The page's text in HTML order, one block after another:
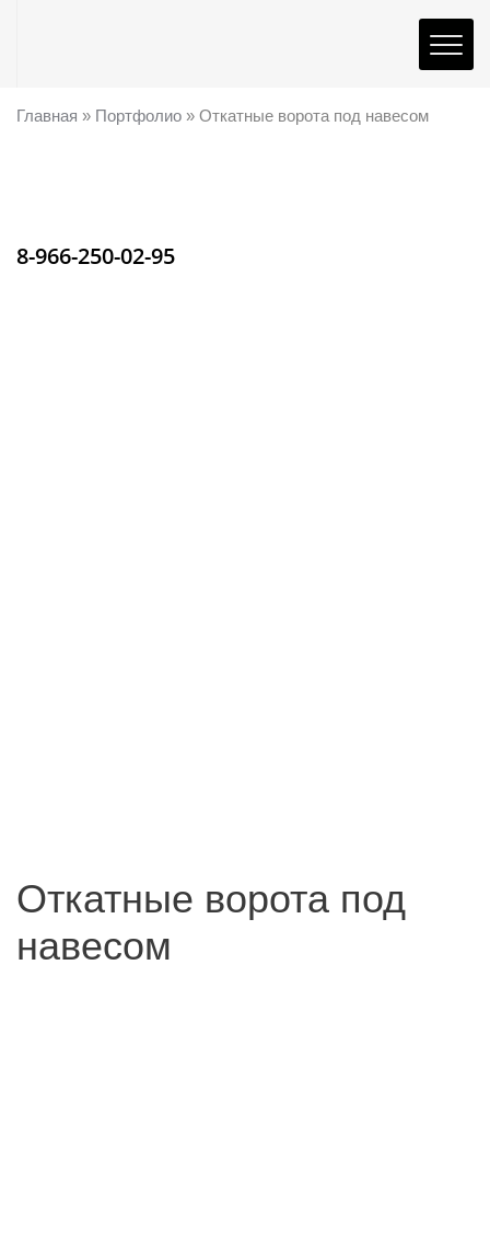
8-966-250-02-95
Главная » Портфолио » Откатные ворота под навесом
Откатные ворота под
навесом